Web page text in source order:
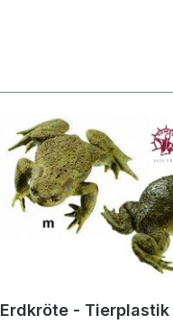
Erdkröte - Tierplastik